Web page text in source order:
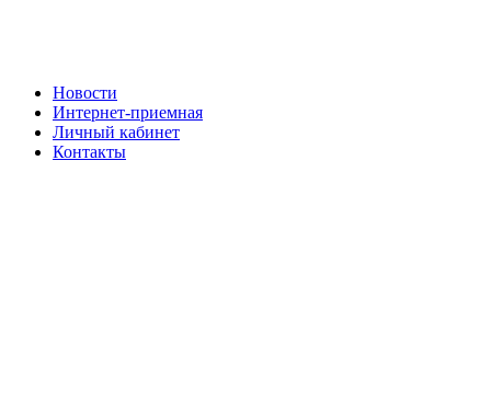
Новости
Интернет-приемная
Личный кабинет
Контакты